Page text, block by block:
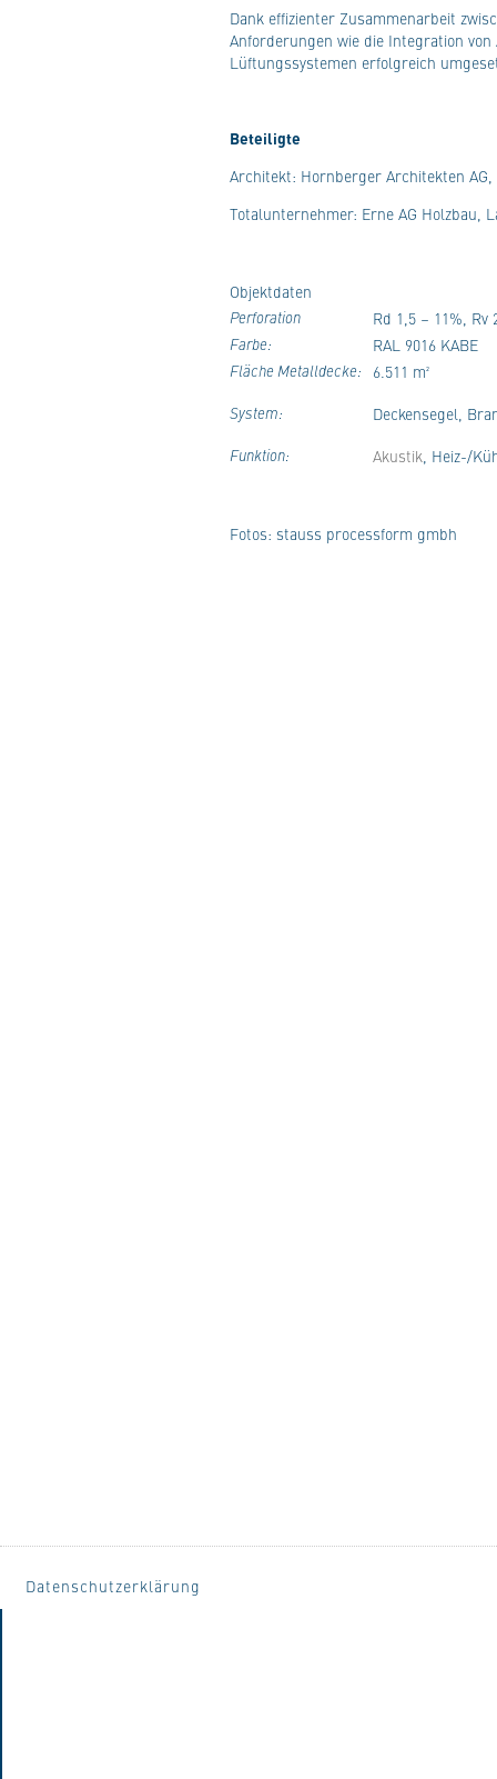
Dank effizienter Zusammenarbeit
Anforderungen wie die Integration
Lüftungssystemen erfolgreich
Beteiligte
Architekt: Hornberger Architekten
Totalunternehmer: Erne AG Holzbau,
Objektdaten
Perforation Rd 1,5 – 11%, Rv
Farbe: RAL 9016 KABE
Fläche Metalldecke: 6.511 m²
System: Deckensegel,
Funktion: Akustik, Heiz-/
Fotos: stauss processform gmbh
Datenschutzerklärung